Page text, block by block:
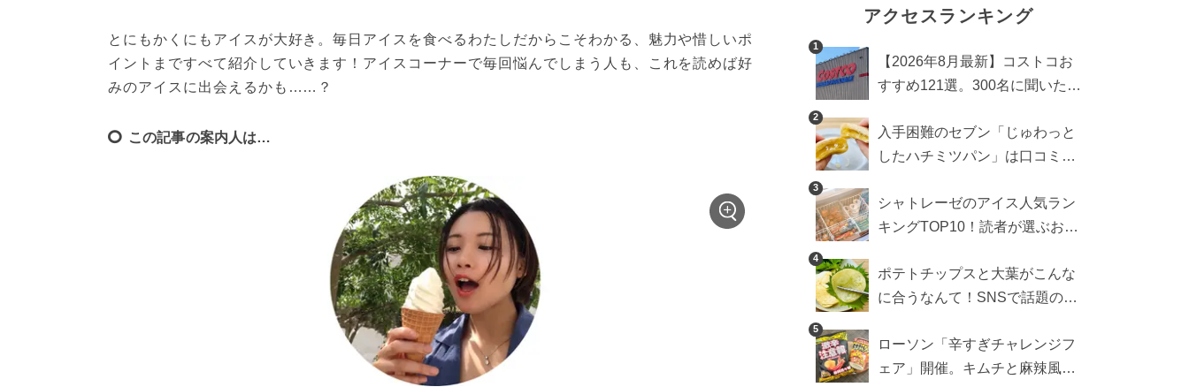
とにもかくにもアイスが大好き。毎日アイスを食べるわたしだからこそわかる、魅力や惜しいポ
イントまですべて紹介していきます！アイスコーナーで毎回悩んでしまう人も、これを読めば好
みのアイスに出会えるかも……？
この記事の案内人は…
アクセスランキング
1
【2026年8月最新】コストコお
すすめ121選。300名に聞いた買
め商品も
2
入手困難のセブン「じゅわっと
したハチミツパン」は口コミ通
検証
3
シャトレーゼのアイス人気ラン
キングTOP10！読者が選ぶおす
4
ポテトチップスと大葉がこんな
に合うなんて！SNSで話題の食
5
ローソン「辛すぎチャレンジフ
ェア」開催。キムチと麻辣風の